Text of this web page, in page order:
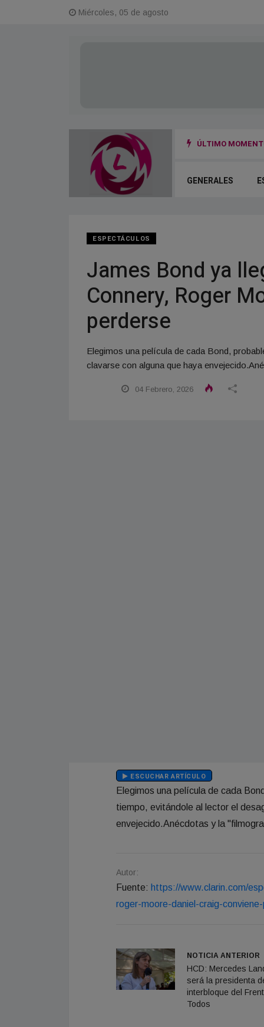
Miércoles, 05 de agosto
ÚLTIMO
la fuga y el otro terminó herido
GENERALES
ESPECTÁCULOS
James Bond ya
Connery, Roger
perderse
Elegimos una película de cada Bond,
clavarse con alguna que haya
04 Febrero, 2026
ESCUCHAR ARTÍCULO
Elegimos una película de cada
tiempo, evitándole al lector el
envejecido.Anécdotas y la
Autor:
Fuente: https://www.clarin.com/
roger-moore-daniel-craig-
NOTICIA ANTERIOR
HCD: Mercedes
será la presidenta
interbloque del
Todos